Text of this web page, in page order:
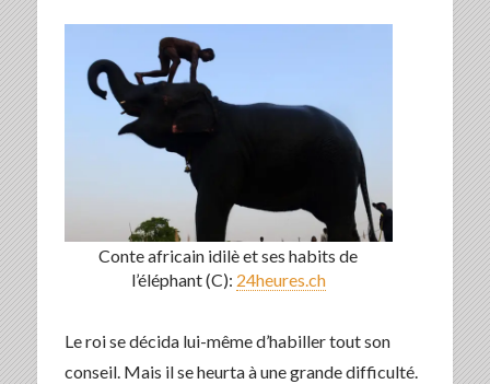
Conte africain idilè et ses habits de
l’éléphant (C): 24heures.ch
Le roi se décida lui-même d’habiller tout son
conseil. Mais il se heurta à une grande difficulté.